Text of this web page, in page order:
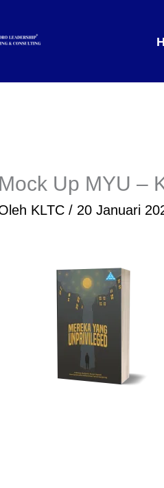
Mock Up MYU –
KLTC / 20 Januari